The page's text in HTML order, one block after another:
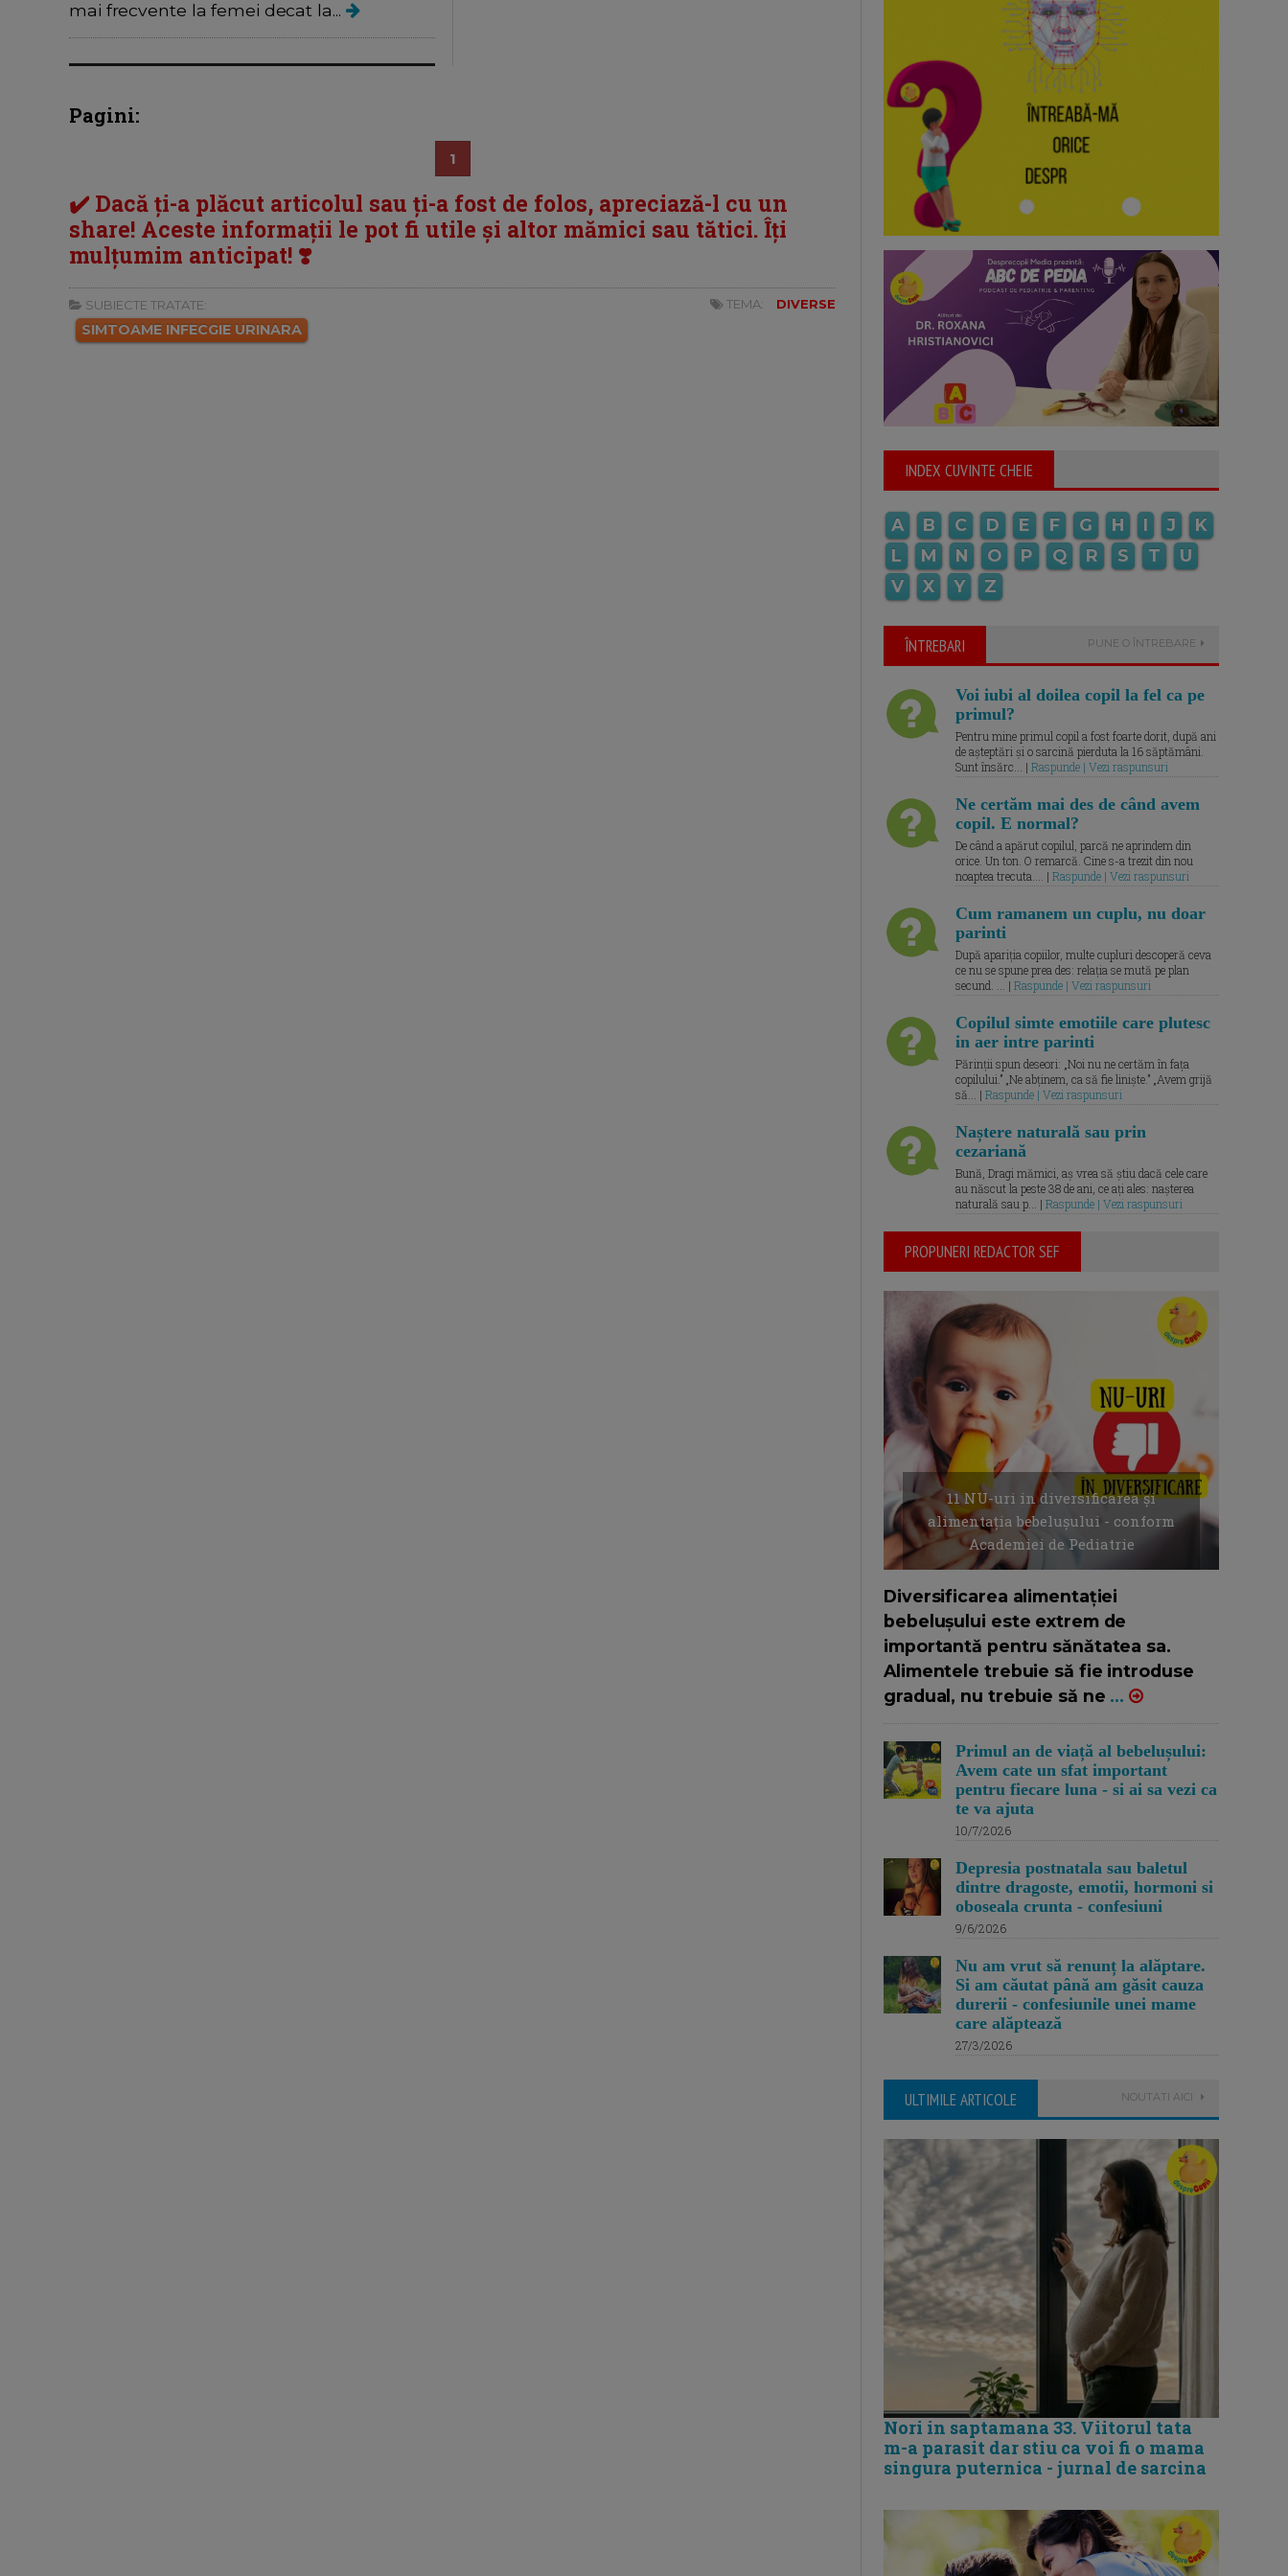
mai frecvente la femei decat la...
Pagini:
1
✔️ Dacă ți-a plăcut articolul sau ți-a fost de folos, apreciază-l cu un
share! Aceste informații le pot fi utile și altor mămici sau tătici. Îți
mulțumim anticipat! ❣️
SUBIECTE TRATATE:
SIMTOAME INFECGIE URINARA
TEMA: DIVERSE
INDEX CUVINTE CHEIE
A B C D E F G H I J
K
L
M N O P Q R S T
U
V
X Y Z
ÎNTREBARI PUNE O ÎNTREBARE
Voi iubi al doilea copil la fel ca pe
primul?
Pentru mine primul copil a fost foarte dorit, după ani
de așteptări și o sarcină pierduta la 16 săptămâni.
Sunt însărc... | Raspunde | Vezi raspunsuri
Ne certăm mai des de când avem
copil. E normal?
De când a apărut copilul, parcă ne aprindem din
orice. Un ton. O remarcă. Cine s-a trezit din nou
noaptea trecuta.... | Raspunde | Vezi raspunsuri
Cum ramanem un cuplu, nu doar
parinti
După apariția copiilor, multe cupluri descoperă ceva
ce nu se spune prea des: relația se mută pe plan
secund. ... | Raspunde | Vezi raspunsuri
Copilul simte emotiile care plutesc
in aer intre parinti
Părinții spun deseori: „Noi nu ne certăm în fața
copilului.” „Ne abținem, ca să fie liniște.” „Avem grijă
să... | Raspunde | Vezi raspunsuri
Naștere naturală sau prin
cezariană
Bună, Dragi mămici, aș vrea să știu dacă cele care
au născut la peste 38 de ani, ce ați ales: nașterea
naturală sau p... | Raspunde | Vezi raspunsuri
PROPUNERI REDACTOR SEF
11 NU-uri in diversificarea și
alimentația bebelușului - conform
Academiei de Pediatrie
Diversificarea alimentației
bebelușului este extrem de
importantă pentru sănătatea sa.
Alimentele trebuie să fie introduse
gradual, nu trebuie să ne ...
Primul an de viață al bebelușului:
Avem cate un sfat important
pentru fiecare luna - si ai sa vezi ca
te va ajuta
10/7/2026
Depresia postnatala sau baletul
dintre dragoste, emotii, hormoni si
oboseala crunta - confesiuni
9/6/2026
Nu am vrut să renunț la alăptare.
Si am căutat până am găsit cauza
durerii - confesiunile unei mame
care alăptează
27/3/2026
ULTIMILE ARTICOLE NOUTATI AICI
Nori in saptamana 33. Viitorul tata
m-a parasit dar stiu ca voi fi o mama
singura puternica - jurnal de sarcina